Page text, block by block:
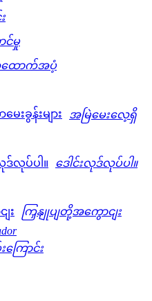
င်မှု
ောက်အပံ့
အမြဲမေးလေ့ရှိ
ဒေါင်းလုဒ်လုပ်ပါ။
ကြှနျုပျတို့အကွောငျး
ြောင်း